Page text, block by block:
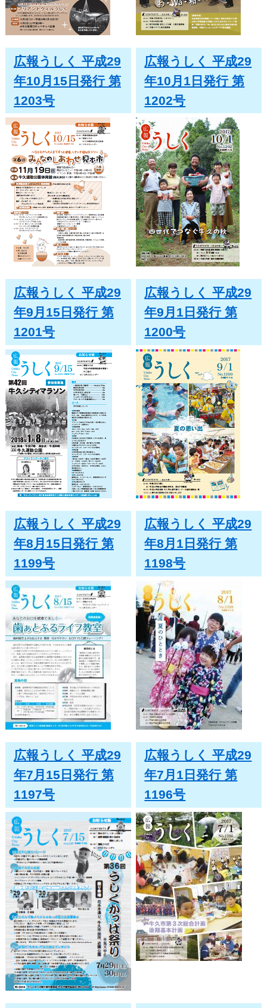
広報うしく 平成29
年10月15日発行 第
1203号
広報うしく 平成29
年10月1日発行 第
1202号
広報うしく 平成29
年9月15日発行 第
1201号
広報うしく 平成29
年9月1日発行 第
1200号
広報うしく 平成29
年8月15日発行 第
1199号
広報うしく 平成29
年8月1日発行 第
1198号
広報うしく 平成29
年7月15日発行 第
1197号
広報うしく 平成29
年7月1日発行 第
1196号